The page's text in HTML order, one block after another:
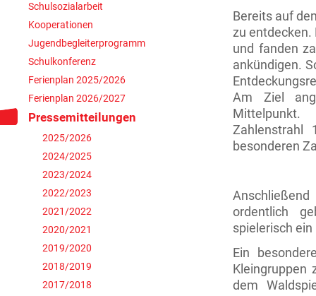
Bereits auf
zu entdecken.
und fanden
ankündigen.
Am Ziel
Zahlenstrahl
besonderen
ordentlich
spielerisch
Ein
dem
Schulsozialarbeit
Kooperationen
Jugendbegleiterprogramm
Schulkonferenz
Ferienplan 2025/2026
Ferienplan 2026/2027
Pressemitteilungen
2025/2026
2024/2025
2023/2024
2022/2023
2021/2022
2020/2021
2019/2020
2018/2019
2017/2018